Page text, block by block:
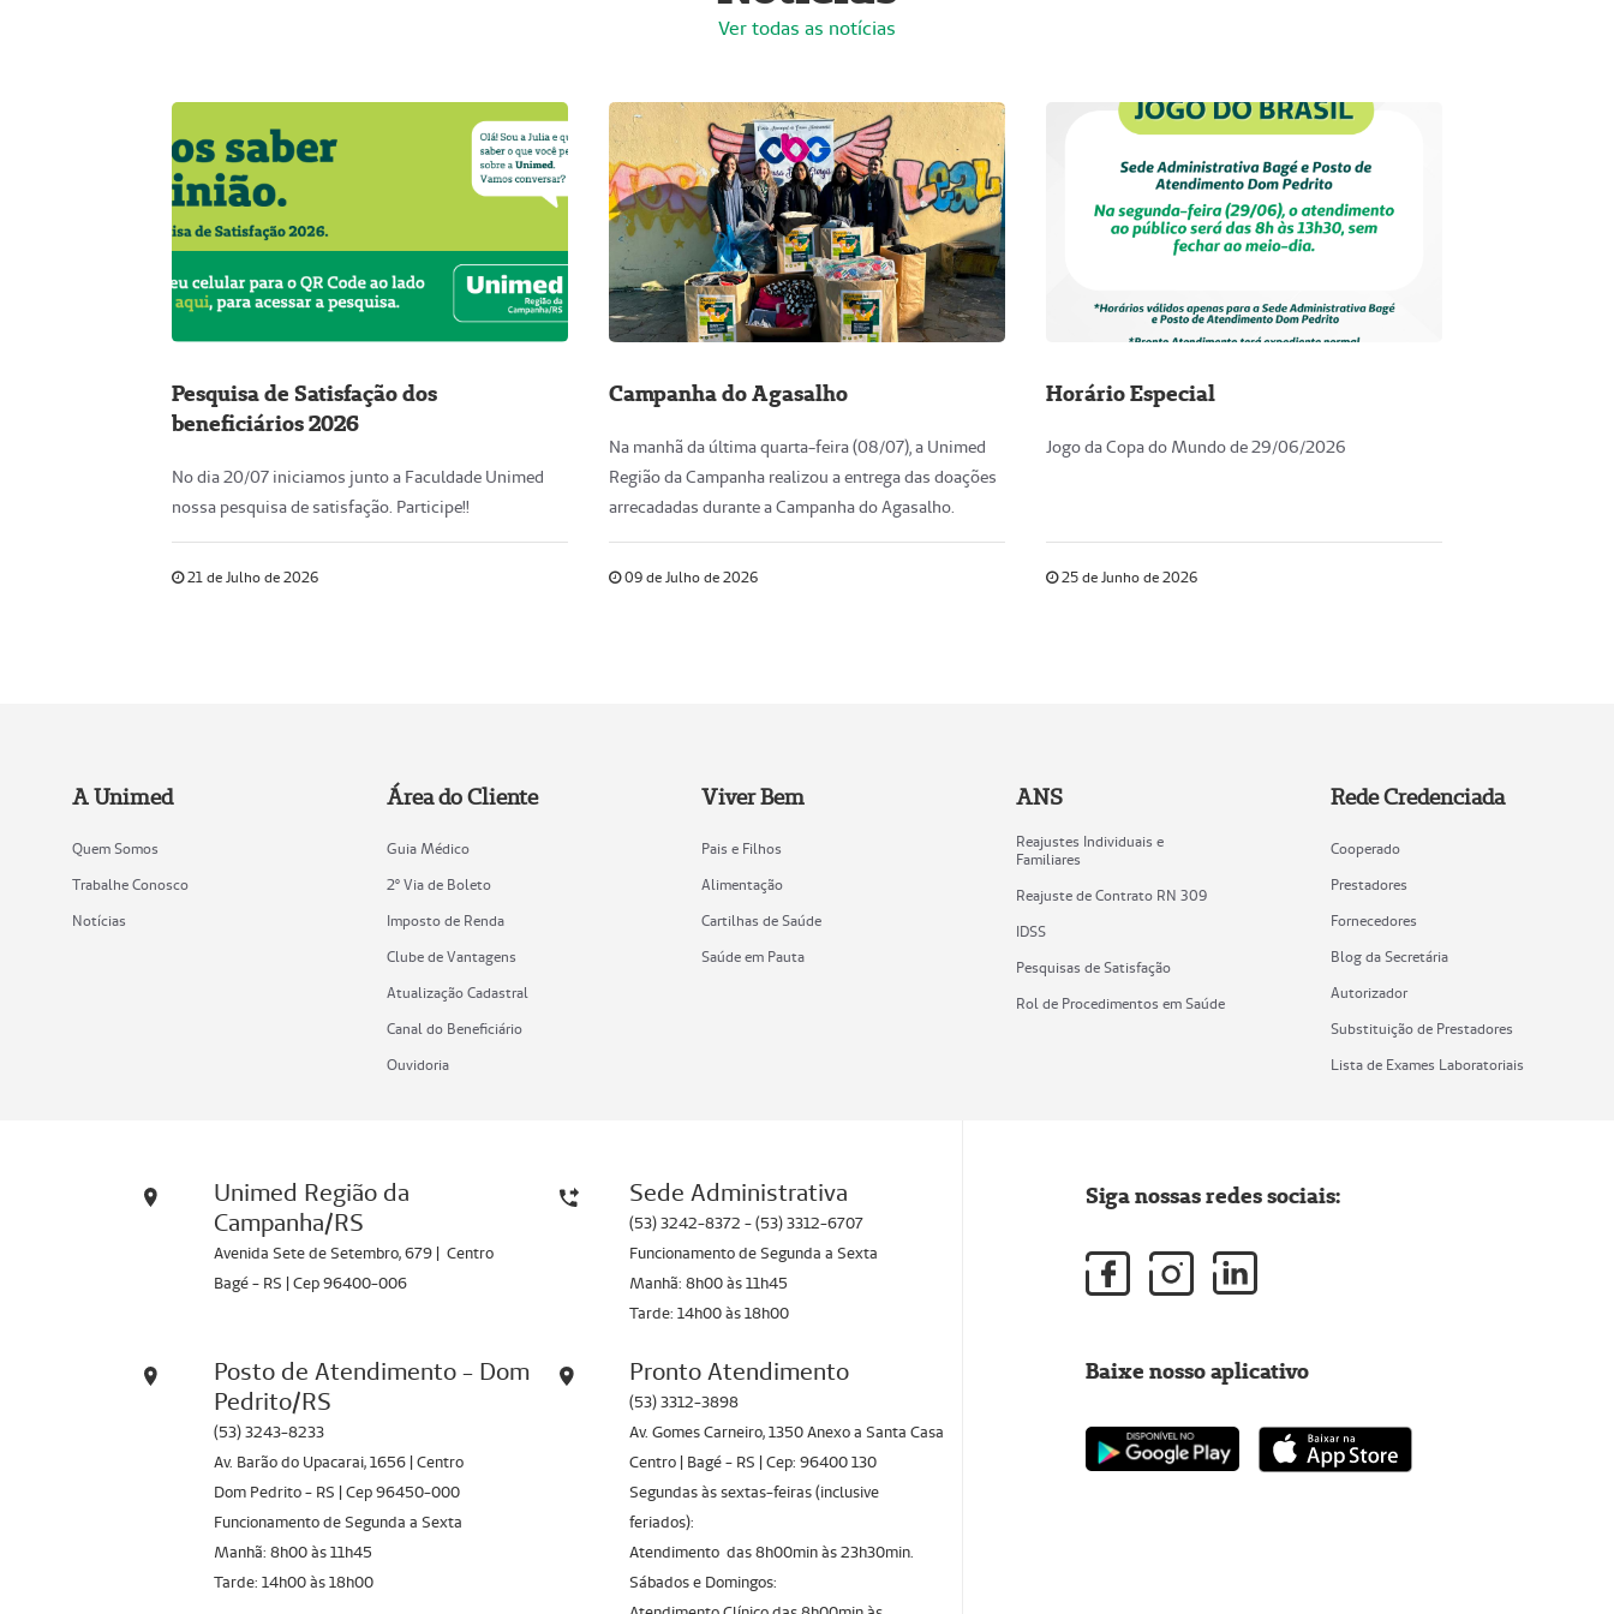
Ver todas as notícias
Pesquisa de Satisfação dos
beneficiários 2026
No dia 20/07 iniciamos junto a Faculdade Unimed
nossa pesquisa de satisfação. Participe!!
21 de Julho de 2026
Campanha do Agasalho
Na manhã da última quarta-feira (08/07), a Unimed
Região da Campanha realizou a entrega das doações
arrecadadas durante a Campanha do Agasalho.
09 de Julho de 2026
Horário Especial
Jogo da Copa do Mundo de 29/06/2026
25 de Junho de 2026
A Unimed
Quem Somos
Trabalhe Conosco
Notícias
Área do Cliente
Guia Médico
2º Via de Boleto
Imposto de Renda
Clube de Vantagens
Atualização Cadastral
Canal do Beneficiário
Ouvidoria
Viver Bem
Pais e Filhos
Alimentação
Cartilhas de Saúde
Saúde em Pauta
ANS
Reajustes Individuais e
Familiares
Reajuste de Contrato RN 309
IDSS
Pesquisas de Satisfação
Rol de Procedimentos em Saúde
Rede Credenciada
Cooperado
Prestadores
Fornecedores
Blog da Secretária
Autorizador
Substituição de Prestadores
Lista de Exames Laboratoriais
Unimed Região da
Campanha/RS
Avenida Sete de Setembro, 679 | Centro
Bagé - RS | Cep 96400-006
Sede Administrativa
(53) 3242-8372 - (53) 3312-6707
Funcionamento de Segunda a Sexta
Manhã: 8h00 às 11h45
Tarde: 14h00 às 18h00
Posto de Atendimento - Dom
Pedrito/RS
(53) 3243-8233
Av. Barão do Upacarai, 1656 | Centro
Dom Pedrito - RS | Cep 96450-000
Funcionamento de Segunda a Sexta
Manhã: 8h00 às 11h45
Tarde: 14h00 às 18h00
Pronto Atendimento
(53) 3312-3898
Av. Gomes Carneiro, 1350 Anexo a Santa Casa
Centro | Bagé - RS | Cep: 96400 130
Segundas às sextas-feiras (inclusive
feriados):
Atendimento das 8h00min às 23h30min.
Sábados e Domingos:
Siga nossas redes sociais:
Baixe nosso aplicativo